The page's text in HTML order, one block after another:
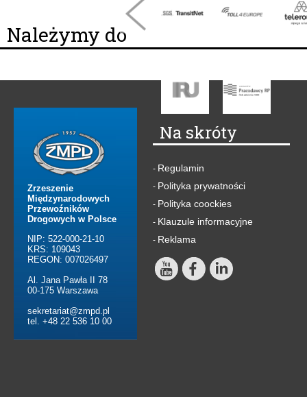
Należymy do
Zrzeszenie
Międzynarodowych
Przewoźników
Drogowych w Polsce
NIP: 522-000-21-10
KRS: 109043
REGON: 007026497
Al. Jana Pawła II 78
00-175 Warszawa
sekretariat@zmpd.pl
tel. +48 22 536 10 00
Na skróty
- Regulamin
- Polityka prywatności
- Polityka coockies
- Klauzule informacyjne
- Reklama